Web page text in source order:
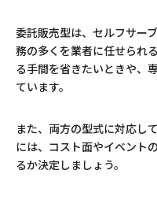
委託販売型は、セルフサー
務の多くを業者に任せられ
る手間を省きたいときや、
ています。
また、両方の型式に対応し
には、コスト面やイベント
るか決定しましょう。